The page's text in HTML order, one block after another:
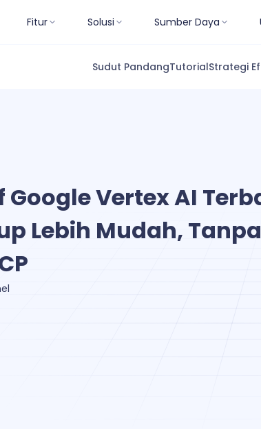
Fitur Solusi Sumber Daya
Sudut PandangTutorialStrategi
Vertex AI
Lebih Mudah, Tanpa